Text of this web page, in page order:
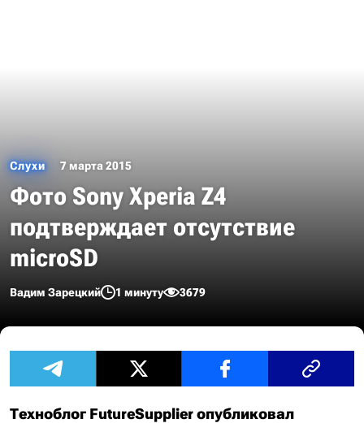
Слухи 7 марта 2015
Фото Sony Xperia Z4
подтверждает отсутствие
microSD
Вадим Зарецкий 1 минуту 3679
Техноблог FutureSupplier опубликовал